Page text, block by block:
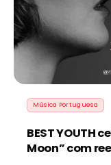
Música Portuguesa
BEST YOUTH
Moon” com